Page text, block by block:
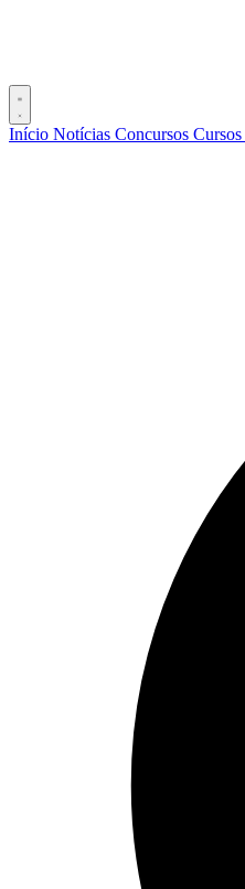
Início Notícias Concursos Cursos